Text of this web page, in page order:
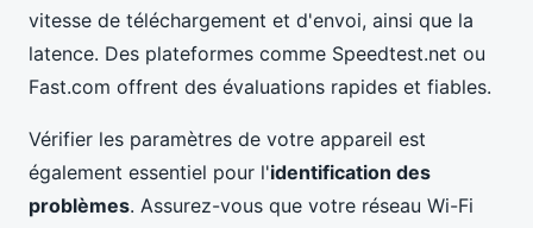
vitesse de téléchargement et d'envoi, ainsi que la
latence. Des plateformes comme Speedtest.net ou
Fast.com offrent des évaluations rapides et fiables.
Vérifier les paramètres de votre appareil est
également essentiel pour l'identification des
problèmes. Assurez-vous que votre réseau Wi-Fi